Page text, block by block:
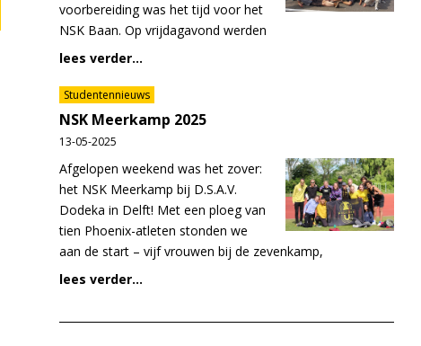
voorbereiding was het tijd voor het
NSK Baan. Op vrijdagavond werden
lees verder...
Studentennieuws
NSK Meerkamp 2025
13-05-2025
Afgelopen weekend was het zover:
het NSK Meerkamp bij D.S.A.V.
Dodeka in Delft! Met een ploeg van
tien Phoenix-atleten stonden we
aan de start – vijf vrouwen bij de zevenkamp,
lees verder...